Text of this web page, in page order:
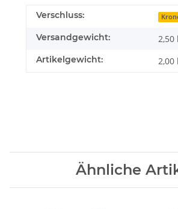
Verschluss:
Versandgewicht: 2,50
Artikelgewicht: 2,00
Ähnliche